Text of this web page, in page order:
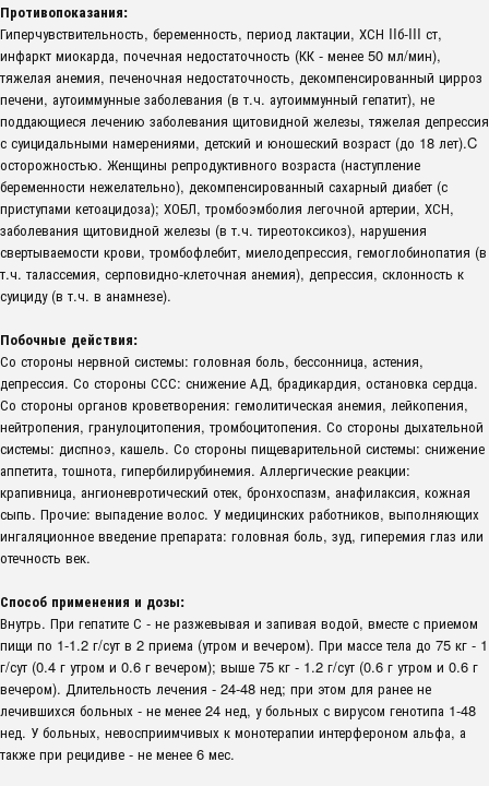
Противопоказания:
Гиперчувствительность, беременность, период лактации, ХСН IIб-III ст,
инфаркт миокарда, почечная недостаточность (КК - менее 50 мл/мин),
тяжелая анемия, печеночная недостаточность, декомпенсированный цирроз
печени, аутоиммунные заболевания (в т.ч. аутоиммунный гепатит), не
поддающиеся лечению заболевания щитовидной железы, тяжелая депрессия
с суицидальными намерениями, детский и юношеский возраст (до 18 лет).C
осторожностью. Женщины репродуктивного возраста (наступление
беременности нежелательно), декомпенсированный сахарный диабет (с
приступами кетоацидоза); ХОБЛ, тромбоэмболия легочной артерии, ХСН,
заболевания щитовидной железы (в т.ч. тиреотоксикоз), нарушения
свертываемости крови, тромбофлебит, миелодепрессия, гемоглобинопатия (в
т.ч. талассемия, серповидно-клеточная анемия), депрессия, склонность к
суициду (в т.ч. в анамнезе).
Побочные действия:
Со стороны нервной системы: головная боль, бессонница, астения,
депрессия. Со стороны ССС: снижение АД, брадикардия, остановка сердца.
Со стороны органов кроветворения: гемолитическая анемия, лейкопения,
нейтропения, гранулоцитопения, тромбоцитопения. Со стороны дыхательной
системы: диспноэ, кашель. Со стороны пищеварительной системы: снижение
аппетита, тошнота, гипербилирубинемия. Аллергические реакции:
крапивница, ангионевротический отек, бронхоспазм, анафилаксия, кожная
сыпь. Прочие: выпадение волос. У медицинских работников, выполняющих
ингаляционное введение препарата: головная боль, зуд, гиперемия глаз или
отечность век.
Способ применения и дозы:
Внутрь. При гепатите С - не разжевывая и запивая водой, вместе с приемом
пищи по 1-1.2 г/сут в 2 приема (утром и вечером). При массе тела до 75 кг - 1
г/сут (0.4 г утром и 0.6 г вечером); выше 75 кг - 1.2 г/сут (0.6 г утром и 0.6 г
вечером). Длительность лечения - 24-48 нед; при этом для ранее не
лечившихся больных - не менее 24 нед, у больных с вирусом генотипа 1-48
нед. У больных, невосприимчивых к монотерапии интерфероном альфа, а
также при рецидиве - не менее 6 мес.